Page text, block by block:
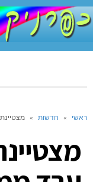
ראשי » חדשות »